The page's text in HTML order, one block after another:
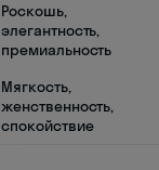
Роскошь,
элегантность,
премиальность
Мягкость,
женственность,
спокойствие